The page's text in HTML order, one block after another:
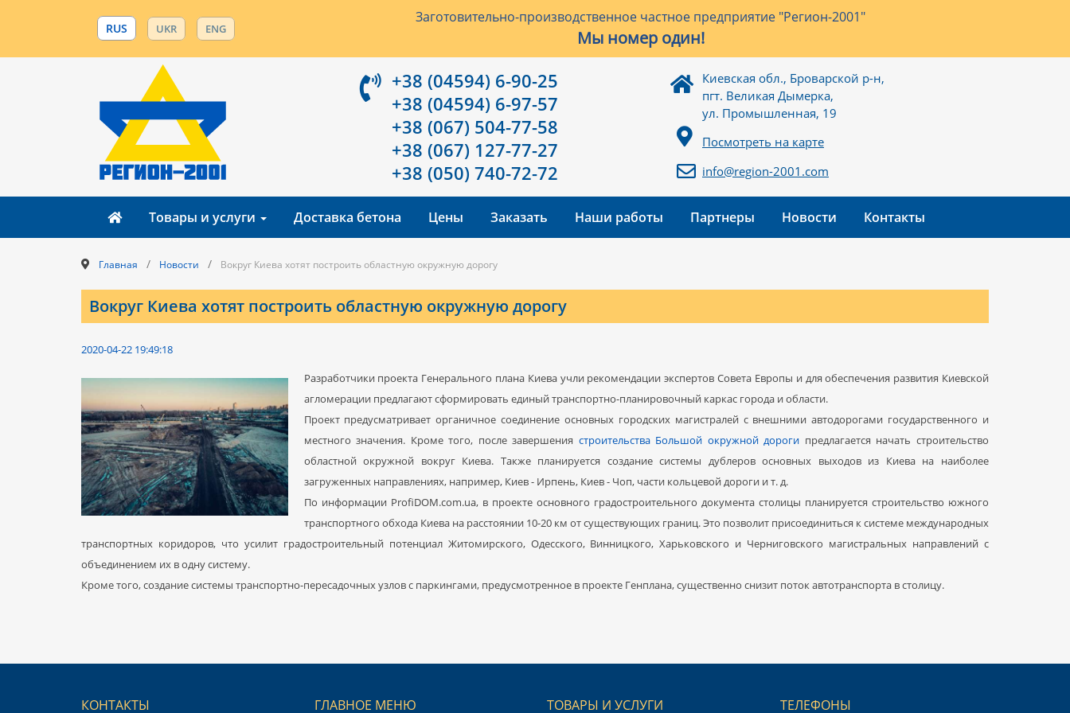
RUS UKR ENG
Заготовительно-производственное частное предприятие "Регион-2001"
Мы номер один!
+38 (04594) 6-90-25
+38 (04594) 6-97-57
+38 (067) 504-77-58
+38 (067) 127-77-27
+38 (050) 740-72-72
Киевская обл., Броварской р-н,
пгт. Великая Дымерка,
ул. Промышленная, 19
Посмотреть на карте
info@region-2001.com
Товары и услуги Доставка бетона Цены Заказать Наши работы Партнеры Новости Контакты
Главная / Новости / Вокруг Киева хотят построить областную окружную дорогу
Вокруг Киева хотят построить областную окружную дорогу
2020-04-22 19:49:18
Разработчики проекта Генерального плана Киева учли рекомендации экспертов Совета Европы и для обеспечения развития Киевской
агломерации предлагают сформировать единый транспортно-планировочный каркас города и области.
Проект предусматривает органичное соединение основных городских магистралей с внешними автодорогами государственного и
местного значения. Кроме того, после завершения строительства Большой окружной дороги предлагается начать строительство
областной окружной вокруг Киева. Также планируется создание системы дублеров основных выходов из Киева на наиболее
загруженных направлениях, например, Киев - Ирпень, Киев - Чоп, части кольцевой дороги и т. д.
По информации ProfiDOM.com.ua, в проекте основного градостроительного документа столицы планируется строительство южного
транспортного обхода Киева на расстоянии 10-20 км от существующих границ. Это позволит присоединиться к системе международных
транспортных коридоров, что усилит градостроительный потенциал Житомирского, Одесского, Винницкого, Харьковского и Черниговского магистральных направлений с
объединением их в одну систему.
Кроме того, создание системы транспортно-пересадочных узлов с паркингами, предусмотренное в проекте Генплана, существенно снизит поток автотранспорта в столицу.
КОНТАКТЫ ГЛАВНОЕ МЕНЮ ТОВАРЫ И УСЛУГИ ТЕЛЕФОНЫ